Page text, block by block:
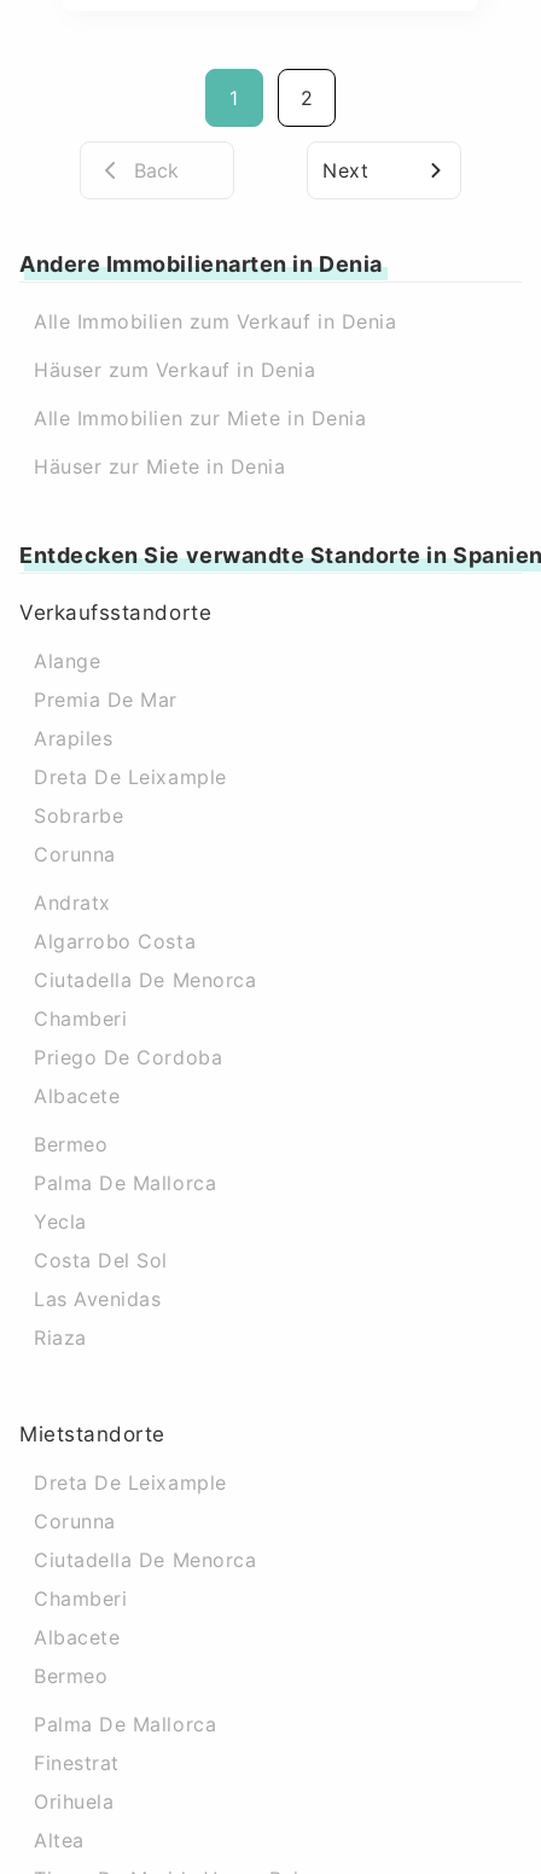
1 2
Back Next
Andere Immobilienarten in Denia
Alle Immobilien zum Verkauf in Denia
Häuser zum Verkauf in Denia
Alle Immobilien zur Miete in Denia
Häuser zur Miete in Denia
Entdecken Sie verwandte Standorte in
Verkaufsstandorte
Alange
Premia De Mar
Arapiles
Dreta De Leixample
Sobrarbe
Corunna
Andratx
Algarrobo Costa
Ciutadella De Menorca
Chamberi
Priego De Cordoba
Albacete
Bermeo
Palma De Mallorca
Yecla
Costa Del Sol
Las Avenidas
Riaza
Mietstandorte
Dreta De Leixample
Corunna
Ciutadella De Menorca
Chamberi
Albacete
Bermeo
Palma De Mallorca
Finestrat
Orihuela
Altea